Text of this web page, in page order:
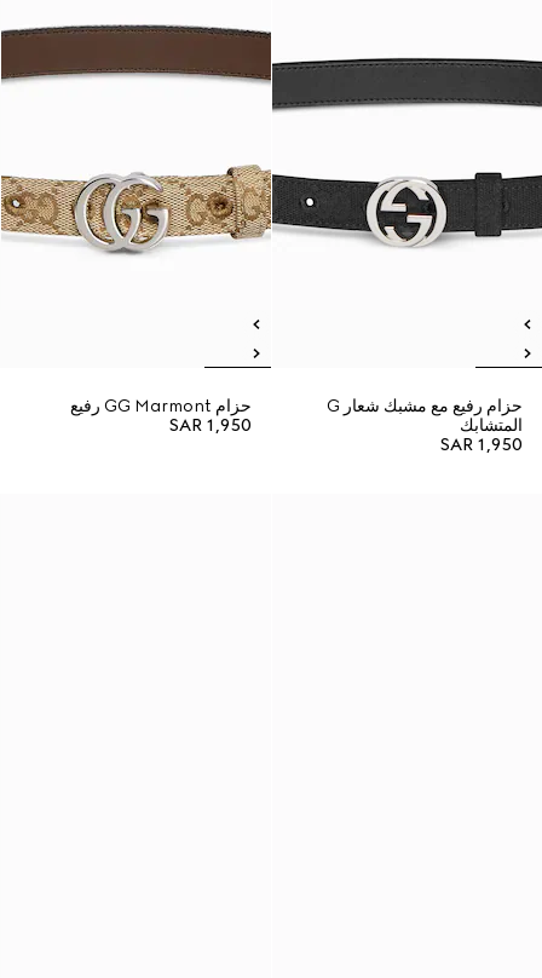
حزام رفيع مع مشبك شعار G
المتشابك
SAR 1,950
حزام GG Marmont رفيع
SAR 1,950